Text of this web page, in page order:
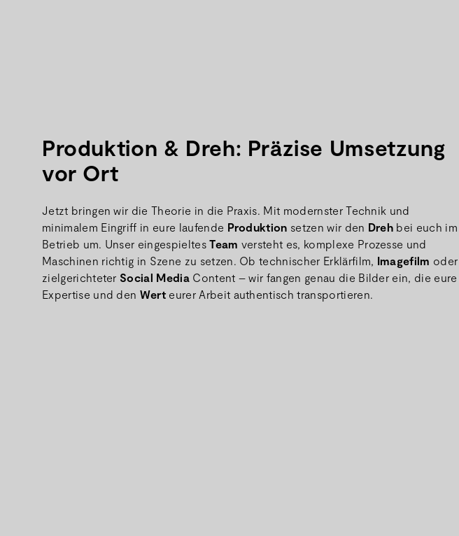
Produktion & Dreh: Präzise Umsetzung
vor Ort
Jetzt bringen wir die Theorie in die Praxis. Mit modernster Technik und
minimalem Eingriff in eure laufende Produktion setzen wir den Dreh bei euch im
Betrieb um. Unser eingespieltesTeam versteht es, komplexe Prozesse und
Maschinen richtig in Szene zu setzen. Ob technischer Erklärfilm, Imagefilm oder
zielgerichteter Social MediaContent – wir fangen genau die Bilder ein, die eure
Expertise und den Wert eurer Arbeit authentisch transportieren.